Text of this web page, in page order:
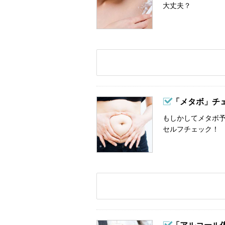
大丈夫？
「メタボ」チ
もしかしてメタボ
セルフチェック！